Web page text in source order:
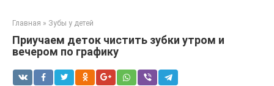
Главная » Зубы у детей
Приучаем деток чистить зубки утром и
вечером по графику